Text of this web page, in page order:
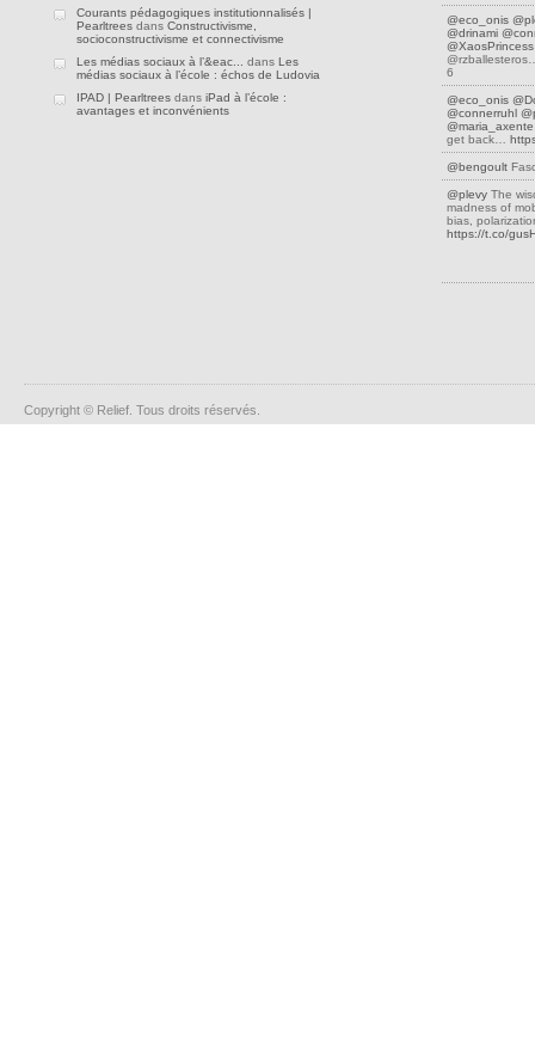
Courants pédagogiques institutionnalisés |
Pearltrees dans Constructivisme,
socioconstructivisme et connectivisme
Les médias sociaux à l’&eac...
dans Les
médias sociaux à l’école : échos de Ludovia
IPAD | Pearltrees dans iPad à l’école :
avantages et inconvénients
@eco_onis
@drinami
@XaosPrincess
6
@eco_onis
@connerruhl
@maria_axente
get back…
@bengoult
@plevy The
madness of
bias,
https://t.co/
Copyright © Relief. Tous droits réservés.